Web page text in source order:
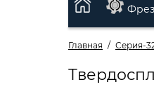
Главная Серия-